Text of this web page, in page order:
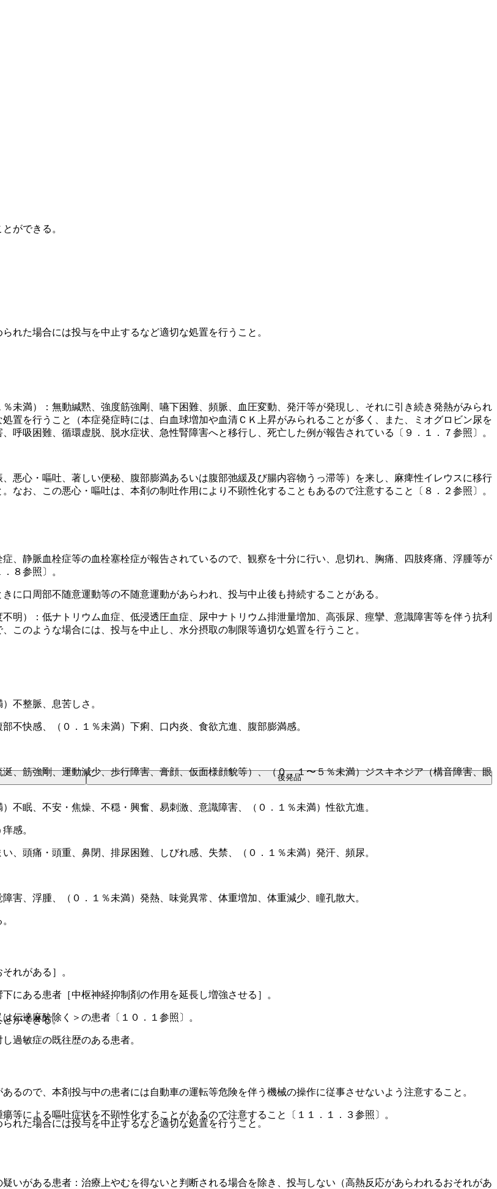
ができる。
れた場合には投与を中止するなど適切な処置を行うこと。
満）：無動緘黙、強度筋強剛、嚥下困難、頻脈、血圧変動、発汗等が発現し、それに引き続き発熱がみられ
置を行うこと（本症発症時には、白血球増加や血清ＣＫ上昇がみられることが多く、また、ミオグロビン尿を
呼吸困難、循環虚脱、脱水症状、急性腎障害へと移行し、死亡した例が報告されている〔９．１．７参照〕。
悪心・嘔吐、著しい便秘、腹部膨満あるいは腹部弛緩及び腸内容物うっ滞等）を来し、麻痺性イレウスに移行
なお、この悪心・嘔吐は、本剤の制吐作用により不顕性化することもあるので注意すること〔８．２参照〕。
、静脈血栓症等の血栓塞栓症が報告されているので、観察を十分に行い、息切れ、胸痛、四肢疼痛、浮腫等が
８参照〕。
口周部不随意運動等の不随意運動があらわれ、投与中止後も持続することがある。
）：低ナトリウム血症、低浸透圧血症、尿中ナトリウム排泄量増加、高張尿、痙攣、意識障害等を伴う抗利
このような場合には、投与を中止し、水分摂取の制限等適切な処置を行うこと。
不整脈、息苦しさ。
快感、（０．１％未満）下痢、口内炎、食欲亢進、腹部膨満感。
筋強剛、運動減少、歩行障害、膏顔、仮面様顔貌等）、（０．１〜５％未満）ジスキネジア（構音障害、眼
眠、不安・焦燥、不穏・興奮、易刺激、意識障害、（０．１％未満）性欲亢進。
感。
頭痛・頭重、鼻閉、排尿困難、しびれ感、失禁、（０．１％未満）発汗、頻尿。
、浮腫、（０．１％未満）発熱、味覚異常、体重増加、体重減少、瞳孔散大。
れがある］。
ある患者［中枢神経抑制剤の作用を延長し増強させる］。
伝達麻酔除く＞の患者〔１０．１参照〕。
過敏症の既往歴のある患者。
ので、本剤投与中の患者には自動車の運転等危険を伴う機械の操作に従事させないよう注意すること。
による嘔吐症状を不顕性化することがあるので注意すること〔１１．１．３参照〕。
いがある患者：治療上やむを得ないと判断される場合を除き、投与しない（高熱反応があらわれるおそれがあ
後発品
ができる。
れた場合には投与を中止するなど適切な処置を行うこと。